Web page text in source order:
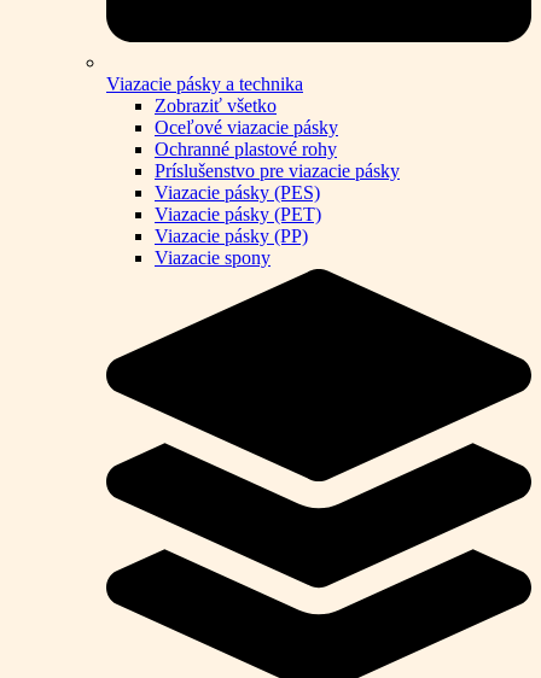
Viazacie pásky a technika
Zobraziť všetko
Oceľové viazacie pásky
Ochranné plastové rohy
Príslušenstvo pre viazacie pásky
Viazacie pásky (PES)
Viazacie pásky (PET)
Viazacie pásky (PP)
Viazacie spony